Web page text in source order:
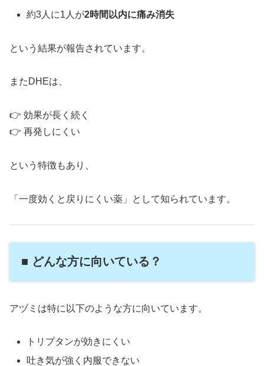
約3人に1人が2時間以内に痛み消失
という結果が報告されています。
またDHEは、
👉 効果が長く続く
👉 再発しにくい
という特徴もあり、
「一度効くと戻りにくい薬」として知られています。
■ どんな方に向いている？
アヅミは特に以下のような方に向いています。
トリプタンが効きにくい
吐き気が強く内服できない